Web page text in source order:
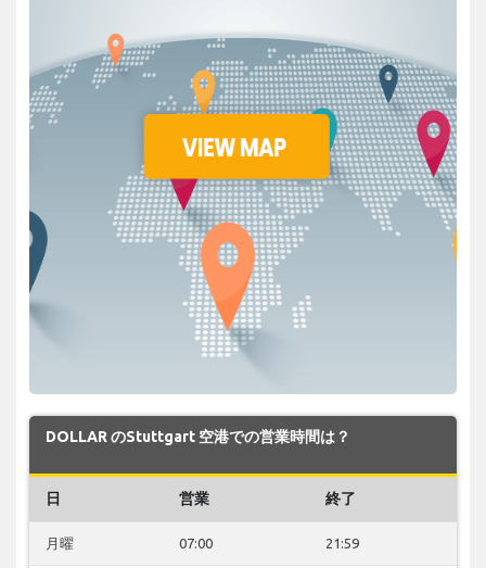
DOLLAR のStuttgart 空港での営業時間は？
日 営業 終了
月曜 07:00 21:59